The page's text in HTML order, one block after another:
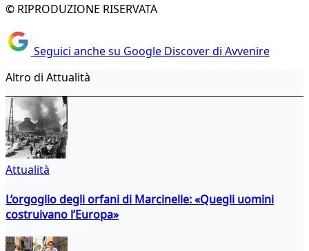
© RIPRODUZIONE RISERVATA
Seguici anche su Google Discover di Avvenire
Altro di Attualità
Attualità
L’orgoglio degli orfani di Marcinelle: «Quegli uomini
costruivano l’Europa»